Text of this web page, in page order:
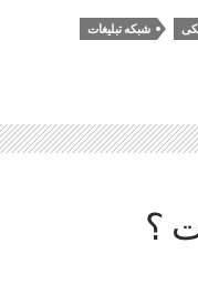
شبکه تبلیغات
؟